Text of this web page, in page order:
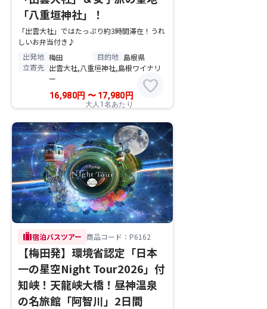
「八重垣神社」！
「出雲大社」ではたっぷり約3時間滞在！うれ
しいお弁当付き♪
出発地 梅田 目的地 島根県
立寄先 出雲大社,八重垣神社,島根ワイナリ
ー
16,980円 〜17,980 円
大人1名あたり
favorite
trip宿泊バスツアー 商品コード：P6162
【梅田発】環境省認定「日本
一の星空Night Tour2026」付
知峡！天龍峡大橋！昼神温泉
の名旅館「阿智川」2日間